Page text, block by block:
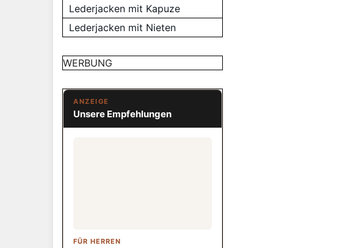
Lederjacken mit Kapuze
Lederjacken mit Nieten
WERBUNG
ANZEIGE
Unsere Empfehlungen
FÜR HERREN